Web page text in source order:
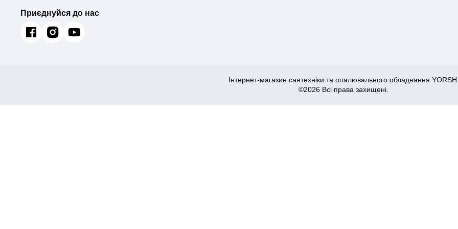
Приєднуйся до нас
Інтернет-магазин сантехніки та опалювального обладнання YORSH.
©2026 Всі права захищені.